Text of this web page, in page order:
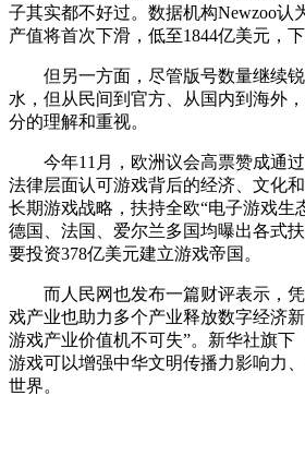
子其实都不好过。数据机构Newzoo认
产值将首次下滑，低至1844亿美元，下
但另一方面，尽管版号数量继续锐
水，但从民间到官方、从国内到海外
分的理解和重视。
今年11月，欧洲议会高票赞成通过
法律层面认可游戏背后的经济、文化
长期游戏战略，扶持全欧“电子游戏生
德国、法国、爱尔兰多国均曝出各式
要投资378亿美元建立游戏帝国。
而人民网也发布一篇财评表示，凭
戏产业也助力多个产业释放数字经济
游戏产业价值机不可失”。新华社旗下
游戏可以增强中华文明传播力影响力
世界。